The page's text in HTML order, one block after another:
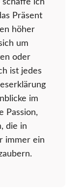
schaffe ich
Präsent
höher
um
oder
ist jedes
im
Passion,
die in
immer ein